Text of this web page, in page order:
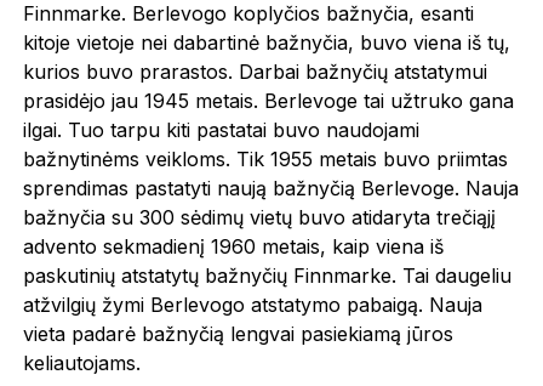
Finnmarke. Berlevogo koplyčios bažnyčia, esanti
kitoje vietoje nei dabartinė bažnyčia, buvo viena iš tų,
kurios buvo prarastos. Darbai bažnyčių atstatymui
prasidėjo jau 1945 metais. Berlevoge tai užtruko gana
ilgai. Tuo tarpu kiti pastatai buvo naudojami
bažnytinėms veikloms. Tik 1955 metais buvo priimtas
sprendimas pastatyti naują bažnyčią Berlevoge. Nauja
bažnyčia su 300 sėdimų vietų buvo atidaryta trečiąjį
advento sekmadienį 1960 metais, kaip viena iš
paskutinių atstatytų bažnyčių Finnmarke. Tai daugeliu
atžvilgių žymi Berlevogo atstatymo pabaigą. Nauja
vieta padarė bažnyčią lengvai pasiekiamą jūros
keliautojams.